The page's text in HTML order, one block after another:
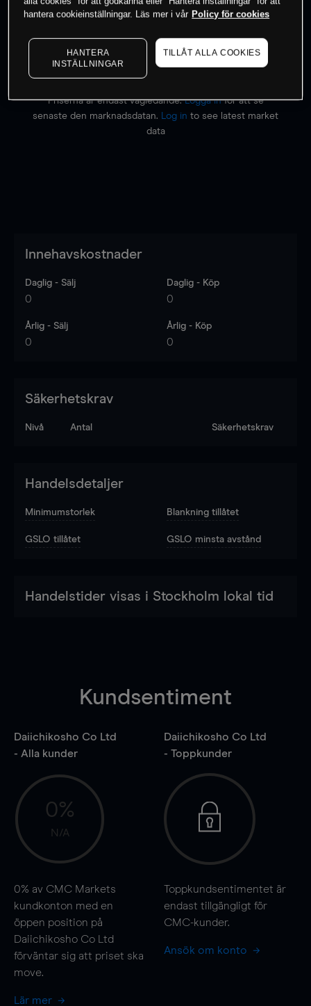
Börja handla
Priserna är endast vägledande.Logga inför att se
senaste den marknadsdatan.
Log in to see latest market
data
Innehavskostnader
Daglig - Sälj
0
Daglig - Köp
0
Årlig - Sälj
0
Årlig - Köp
0
Säkerhetskrav
Nivå Antal Säkerhetskrav
Handelsdetaljer
Minimumstorlek Blankning tillåtet
GSLO tillåtet GSLO minsta avstånd
Handelstider visas i Stockholm lokal tid
Kundsentiment
Daiichikosho Co Ltd
- Alla kunder
0%
N/A
0% av CMC Markets
kundkonton med en
öppen position på
Daiichikosho Co Ltd
förväntar sig att priset ska
move.
Lär mer
Daiichikosho Co Ltd
- Toppkunder
Toppkundsentimentet är
endast tillgängligt för
CMC-kunder.
Ansök om konto
hantera cookieinställningar. Läs mer i vår Policy för cookies
HANTERA
INSTÄLLNINGAR
TILLÅT ALLA COOKIES